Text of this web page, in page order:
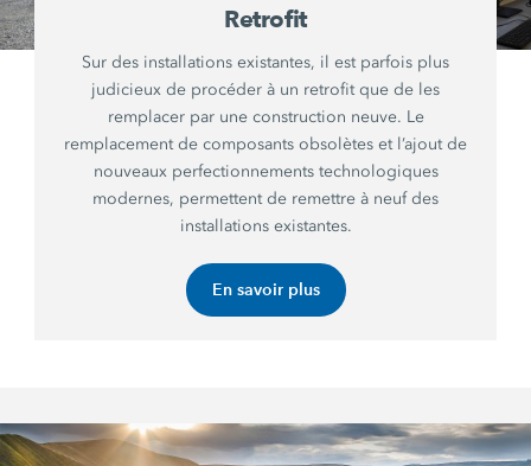
Retrofit
Sur des installations existantes, il est parfois plus
judicieux de procéder à un retrofit que de les
remplacer par une construction neuve. Le
remplacement de composants obsolètes et l’ajout de
nouveaux perfectionnements technologiques
modernes, permettent de remettre à neuf des
installations existantes.
En savoir plus